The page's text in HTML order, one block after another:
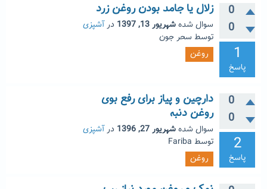
0
0
1
پاسخ
زلال یا جامد بودن روغن زرد
سوال شدهشهریور 13, 1397 درآشپزی
توسط سحر جون
روغن
0
0
2
پاسخ
دارچین و پیاز برای رفع بوی
روغن دنبه
سوال شدهشهریور 27, 1396 درآشپزی
توسط Fariba
روغن